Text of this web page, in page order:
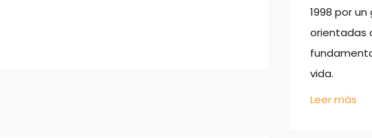
1998 por
orientadas
vida.
Leer más